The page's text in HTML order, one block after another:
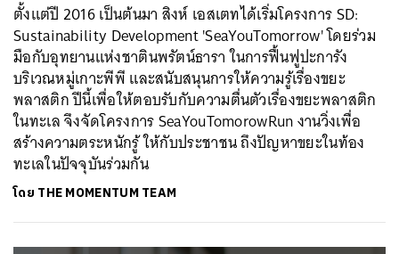
ตั้งแต่ปี 2016 เป็นต้นมา สิงห์ เอสเตทได้เริ่มโครงการ SD:
Sustainability Development 'SeaYouTomorrow' โดยร่วม
มือกับอุทยานแห่งชาตินพรัตน์ธารา ในการฟื้นฟูปะการัง
บริเวณหมู่เกาะพีพี และสนับสนุนการให้ความรู้เรื่องขยะ
พลาสติก ปีนี้เพื่อให้ตอบรับกับความตื่นตัวเรื่องขยะพลาสติก
ในทะเล จึงจัดโครงการ SeaYouTomorowRun งานวิ่งเพื่อ
สร้างความตระหนักรู้ ให้กับประชาชน ถึงปัญหาขยะในท้อง
ทะเลในปัจจุบันร่วมกัน
โดย THE MOMENTUM TEAM